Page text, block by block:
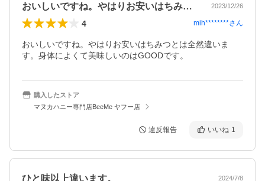
おいしいですね。やはりお安いはちみつと… 2023/12/26
4 mih********さん
おいしいですね。やはりお安いはちみつとは全然違いま
す。身体によくて美味しいのはGOODです。
購入したストア
マヌカハニー専門店BeeMe ヤフー店
違反報告 いいね 1
ひと味以上違います。 2024/7/8